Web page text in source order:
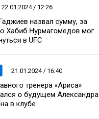
22.01.2024 / 12:26
назвал сумму, за
Хабиб Нурмагомедов мог
в UFC
21.01.2024 / 16:40
тренера «Ариса»
о будущем Александра
в клубе